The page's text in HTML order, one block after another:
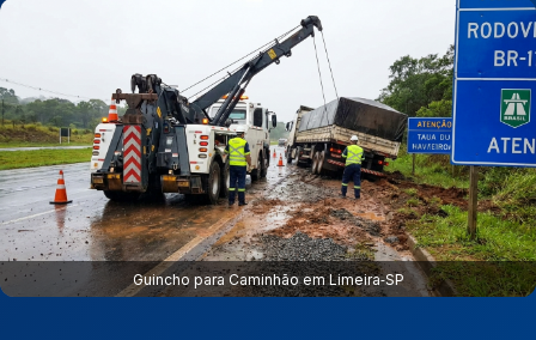
Guincho para Caminhão em Limeira‑SP